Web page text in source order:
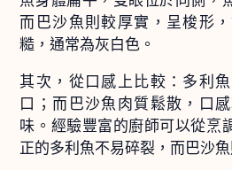
而巴沙魚則較厚實，呈梭形
糙，通常為灰白色。
其次，從口感上比較：多利
口；而巴沙魚肉質鬆散，口
味。經驗豐富的廚師可以從烹
正的多利魚不易碎裂，而巴沙魚